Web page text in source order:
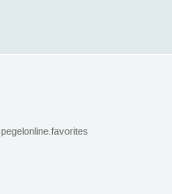
pegelonline.favorites